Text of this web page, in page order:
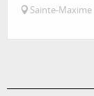
Sainte-Maxime